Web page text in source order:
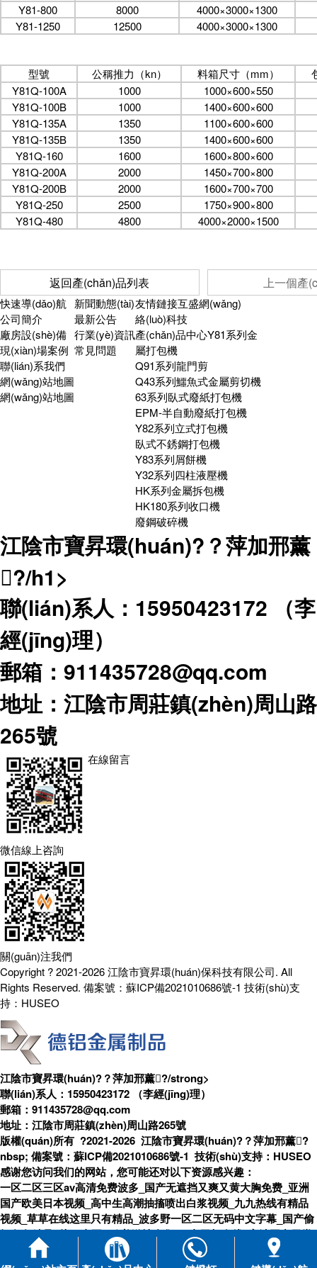
Y81-800
8000
4000×3000×1300
Y81-1250
12500 4000×3000×1300
型號 公稱推力（kn） 料箱尺寸（mm）
Y81Q-100A
1000
1000×600×550
Y81Q-100B
1000
1400×600×600
Y81Q-135A
1350
1100×600×600
Y81Q-135B
1350
1400×600×600
Y81Q-160
1600
1600×800×600
Y81Q-200A
2000
1450×700×800
Y81Q-200B
2000
1600×700×700
Y81Q-250
2500
1750×900×800
Y81Q-480
4800 4000×2000×1500
返回產(chǎn)品列表 上一個產
快速導(dǎo)航
公司簡介
廠房設(shè)備
現(xiàn)場案例
聯(lián)系我們
網(wǎng)站地圖
網(wǎng)站地圖
新聞動態(tài)
最新公告
行業(yè)資訊
常見問題
友情鏈接互盛網(wǎng)
絡(luò)科技
產(chǎn)品中心Y81系列金
屬打包機
Q91系列龍門剪
Q43系列鱷魚式金屬剪切機
63系列臥式廢紙打包機
EPM-半自動廢紙打包機
Y82系列立式打包機
臥式不銹鋼打包機
Y83系列屑餅機
Y32系列四柱液壓機
HK系列金屬拆包機
HK180系列收口機
廢鋼破碎機
江陰市寶昇環(huán)?？萍加邢薰
?/h1>
聯(lián)系人：15950423172 （李
經(jīng)理）
郵箱：911435728@qq.com
地址：江陰市周莊鎮(zhèn)周山路
265號
微信線上咨詢
關(guān)注我們
在線留言
Copyright ? 2021-2026 江陰市寶昇環(huán)保科技有限公司. All
Rights Reserved. 備案號： 蘇ICP備2021010686號-1 技術(shù)支
持： HUSEO
江陰市寶昇環(huán)?？萍加邢薰?/strong>
聯(lián)系人：15950423172 （李經(jīng)理）
郵箱：911435728@qq.com
地址：江陰市周莊鎮(zhèn)周山路265號
版權(quán)所有 ?2021-2026 江陰市寶昇環(huán)?？萍加邢薰?
nbsp; 備案號： 蘇ICP備2021010686號-1 技術(shù)支持： HUSEO
感谢您访问我们的网站，您可能还对以下资源感兴趣：
一区二区三区av高清免费波多_国产无遮挡又爽又黄大胸免费_亚洲
国产欧美日本视频_高中生高潮抽搐喷出白浆视频_九九热线有精品
视频_草草在线这里只有精品_波多野一区二区无码中文字幕_国产偷
抇久久精品a片69麻豆 _欧美激情合集HB老司机在线_高清国产天堂
在线BT免费